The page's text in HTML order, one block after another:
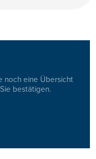
noch eine Übersicht
bestätigen.